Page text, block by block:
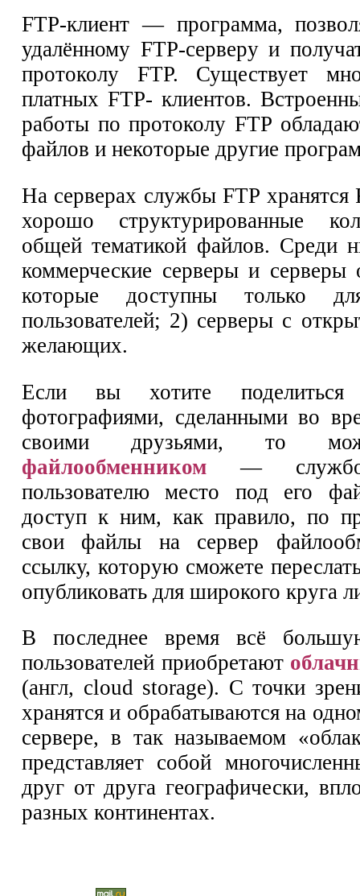
FTP-клиент — программа,
удалённому FTP-серверу и
протоколу FTP. Существует
платных FTP- клиентов.
работы по протоколу FTP
файлов и некоторые другие
На серверах службы FTP
хорошо структурированные
общей тематикой файлов. Среди
коммерческие серверы и серверы
которые доступны только для
пользователей; 2) серверы с
желающих.
Если вы хотите поделиться
фотографиями, сделанными во
своими друзьями, то
файлообменником —
пользователю место под его
доступ к ним, как правило, по
свои файлы на сервер
ссылку, которую сможете
опубликовать для широкого круга
В последнее время всё
пользователей приобретают
(англ, cloud storage). С точки
хранятся и обрабатываются на
сервере, в так называемом
представляет собой
друг от друга географически,
разных континентах.